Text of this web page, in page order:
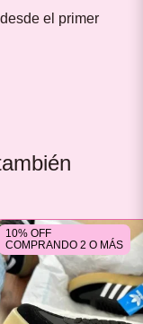
el primer
10% OFF
COMPRANDO 2 O MÁS